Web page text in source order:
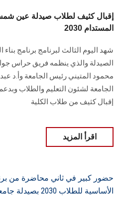
إقبال كثيف لطلاب صيدلة عين
المستدام 2030
الصيدلة والذي ينظمه فريق حراس
محمود المتيني رئيس الجامعة وأ.د
الجامعة لشئون التعليم والطلاب
إقبال كثيف من طلاب الكلية
اقرأ المزيد